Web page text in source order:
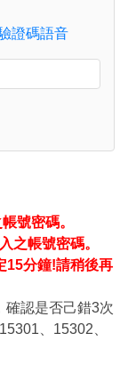
證碼語音
your username
號密碼。
之帳號密碼。
15分鐘!請稍後再
確認是否己錯3次
、15302、